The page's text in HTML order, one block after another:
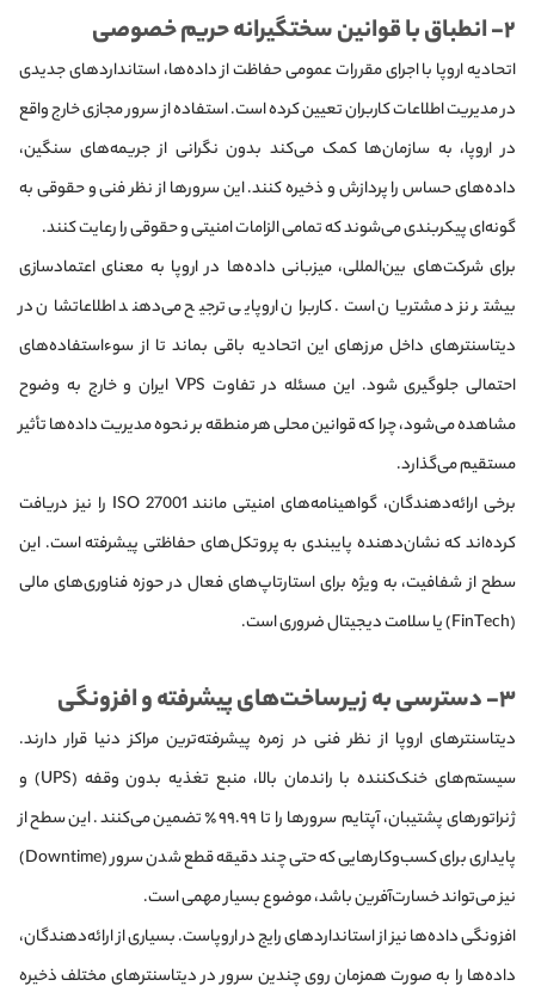
۲- انطباق با قوانین سختگیرانه حریم خصوصی
اتحادیه اروپا با اجرای مقررات عمومی حفاظت از داده‌ها، استانداردهای جدیدی
در مدیریت اطلاعات کاربران تعیین کرده است. استفاده از سرور مجازی خارج واقع
در اروپا، به سازمان‌ها کمک می‌کند بدون نگرانی از جریمه‌های سنگین،
داده‌های حساس را پردازش و ذخیره کنند. این سرورها از نظر فنی و حقوقی به
گونه‌ای پیکربندی می‌شوند که تمامی الزامات امنیتی و حقوقی را رعایت کنند.
برای شرکت‌های بین‌المللی، میزبانی داده‌ها در اروپا به معنای اعتمادسازی
بیشتر نزد مشتریان است. کاربران اروپایی ترجیح می‌دهند اطلاعاتشان در
دیتاسنترهای داخل مرزهای این اتحادیه باقی بماند تا از سوءاستفاده‌های
احتمالی جلوگیری شود. این مسئله در تفاوت VPS ایران و خارج به وضوح
مشاهده می‌شود، چرا که قوانین محلی هر منطقه بر نحوه مدیریت داده‌ها تأثیر
مستقیم می‌گذارد.
برخی ارائه‌دهندگان، گواهینامه‌های امنیتی مانند ISO 27001 را نیز دریافت
کرده‌اند که نشان‌دهنده پایبندی به پروتکل‌های حفاظتی پیشرفته است. این
سطح از شفافیت، به ویژه برای استارتاپ‌های فعال در حوزه فناوری‌های مالی
(FinTech) یا سلامت دیجیتال ضروری است.
۳- دسترسی به زیرساخت‌های پیشرفته و افزونگی
دیتاسنترهای اروپا از نظر فنی در زمره پیشرفته‌ترین مراکز دنیا قرار دارند.
سیستم‌های خنک‌کننده با راندمان بالا، منبع تغذیه بدون وقفه (UPS) و
ژنراتورهای پشتیبان، آپتایم سرورها را تا ۹۹.۹۹٪ تضمین می‌کنند. این سطح از
پایداری برای کسب‌وکارهایی که حتی چند دقیقه قطع شدن سرور (Downtime)
نیز می‌تواند خسارت‌آفرین باشد، موضوع بسیار مهمی است.
افزونگی داده‌ها نیز از استانداردهای رایج در اروپاست. بسیاری از ارائه‌دهندگان،
داده‌ها را به صورت همزمان روی چندین سرور در دیتاسنترهای مختلف ذخیره